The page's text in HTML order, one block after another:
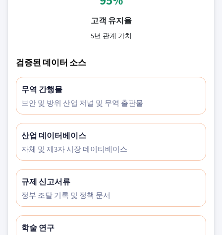
고객 유지율
5년 관계 가치
검증된 데이터 소스
무역 간행물
보안 및 방위 산업 저널 및 무역 출판물
산업 데이터베이스
자체 및 제3자 시장 데이터베이스
규제 신고서류
정부 조달 기록 및 정책 문서
학술 연구